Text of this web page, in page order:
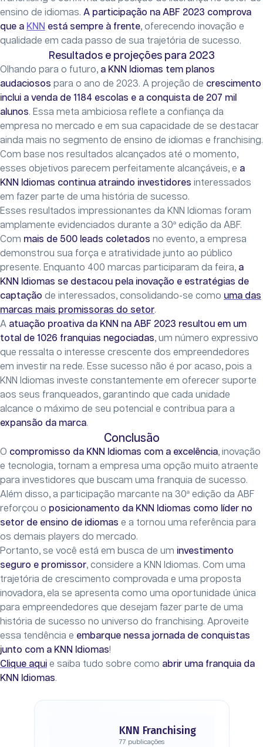
ensino de idiomas. A participação na ABF 2023 comprova
que a KNN está sempre à frente, oferecendo inovação e
qualidade em cada passo de sua trajetória de sucesso.
Resultados e projeções para 2023
Olhando para o futuro, a KNN Idiomas tem planos
audaciosos para o ano de 2023. A projeção de crescimento
inclui a venda de 1184 escolas e a conquista de 207 mil
alunos. Essa meta ambiciosa reflete a confiança da
empresa no mercado e em sua capacidade de se destacar
ainda mais no segmento de ensino de idiomas e franchising.
Com base nos resultados alcançados até o momento,
esses objetivos parecem perfeitamente alcançáveis, e a
KNN Idiomas continua atraindo investidores interessados
em fazer parte de uma história de sucesso.
Esses resultados impressionantes da KNN Idiomas foram
amplamente evidenciados durante a 30ª edição da ABF.
Com mais de 500 leads coletados no evento, a empresa
demonstrou sua força e atratividade junto ao público
presente. Enquanto 400 marcas participaram da feira, a
KNN Idiomas se destacou pela inovação e estratégias de
captação de interessados, consolidando-se como uma das
marcas mais promissoras do setor.
A atuação proativa da KNN na ABF 2023 resultou em um
total de 1026 franquias negociadas, um número expressivo
que ressalta o interesse crescente dos empreendedores
em investir na rede. Esse sucesso não é por acaso, pois a
KNN Idiomas investe constantemente em oferecer suporte
aos seus franqueados, garantindo que cada unidade
alcance o máximo de seu potencial e contribua para a
expansão da marca.
Conclusão
O compromisso da KNN Idiomas com a excelência, inovação
e tecnologia, tornam a empresa uma opção muito atraente
para investidores que buscam uma franquia de sucesso.
Além disso, a participação marcante na 30ª edição da ABF
reforçou o posicionamento da KNN Idiomas como líder no
setor de ensino de idiomas e a tornou uma referência para
os demais players do mercado.
Portanto, se você está em busca de um investimento
seguro e promissor, considere a KNN Idiomas. Com uma
trajetória de crescimento comprovada e uma proposta
inovadora, ela se apresenta como uma oportunidade única
para empreendedores que desejam fazer parte de uma
história de sucesso no universo do franchising. Aproveite
essa tendência e embarque nessa jornada de conquistas
junto com a KNN Idiomas!
Clique aqui e saiba tudo sobre como abrir uma franquia da
KNN Idiomas.
KNN Franchising
77 publicações